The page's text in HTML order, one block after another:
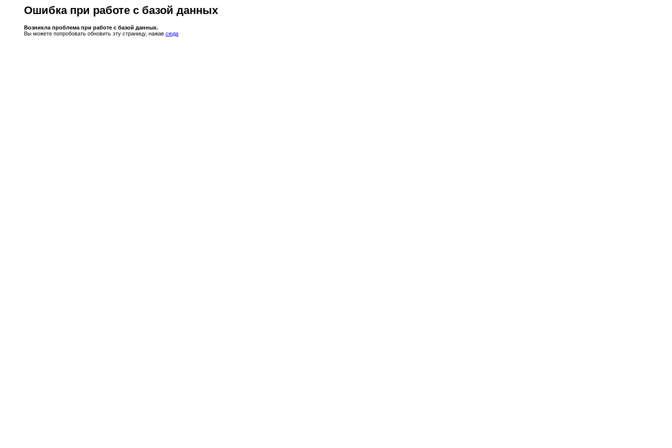
Ошибка при работе с базой данных
Возникла проблема при работе с базой данных.
Вы можете попробовать обновить эту страницу, нажав сюда